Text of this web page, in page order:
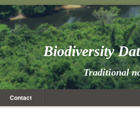
Biodiversity
Traditional
Contact